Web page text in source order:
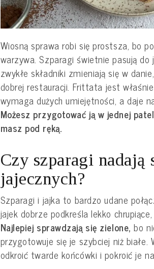
Wiosną sprawa robi się prostsza, bo
warzywa. Szparagi świetnie pasują do
zwykłe składniki zmieniają się w
dobrej restauracji. Frittata jest
wymaga dużych umiejętności, a daje
Możesz przygotować ją w jednej
masz pod ręką.
Czy szparagi nadają
jajecznych?
Szparagi i jajka to bardzo udane
jajek dobrze podkreśla lekko
Najlepiej sprawdzają się zielone, bo
przygotowuje się je szybciej niż białe.
odkroić twarde końcówki i pokroić je